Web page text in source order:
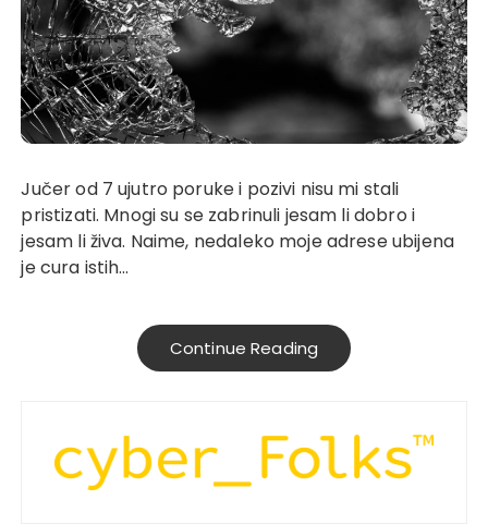
Jučer od 7 ujutro poruke i pozivi nisu mi stali
pristizati. Mnogi su se zabrinuli jesam li dobro i
jesam li živa. Naime, nedaleko moje adrese ubijena
je cura istih…
Continue Reading